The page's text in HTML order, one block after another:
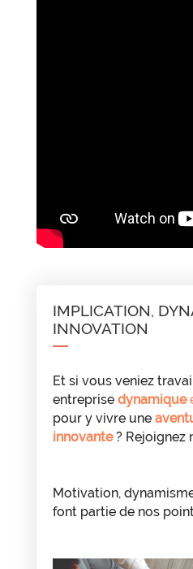
IMPLICATION,
INNOVATION
Et si vous veniez
entreprisedynamique
pour y vivre une
innovante? Rejoignez
Motivation,
font partie de nos